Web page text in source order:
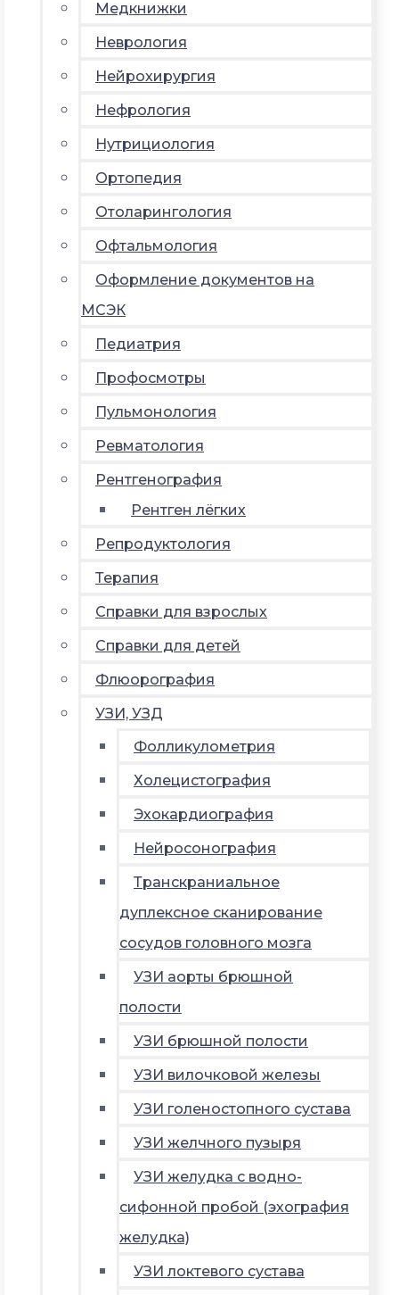
Медкнижки
Неврология
Нейрохирургия
Нефрология
Нутрициология
Ортопедия
Отоларингология
Офтальмология
Оформление документов на
МСЭК
Педиатрия
Профосмотры
Пульмонология
Ревматология
Рентгенография
Рентген лёгких
Репродуктология
Терапия
Справки для взрослых
Справки для детей
Флюорография
УЗИ, УЗД
Фолликулометрия
Холецистография
Эхокардиография
Нейросонография
Транскраниальное
дуплексное сканирование
сосудов головного мозга
УЗИ аорты брюшной
полости
УЗИ брюшной полости
УЗИ вилочковой железы
УЗИ голеностопного сустава
УЗИ желчного пузыря
УЗИ желудка с водно-
сифонной пробой (эхография
желудка)
УЗИ локтевого сустава